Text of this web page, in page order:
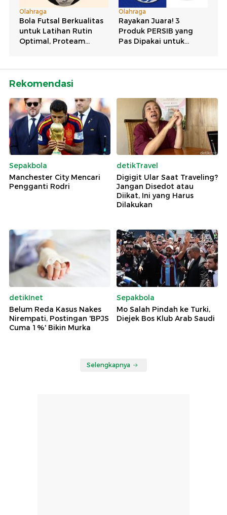
Rekomendasi
Sepakbola
Manchester City Mencari
Pengganti Rodri
detikTravel
Digigit Ular Saat Traveling?
Jangan Disedot atau
Diikat, Ini yang Harus
Dilakukan
detikInet
Belum Reda Kasus Nakes
Nirempati, Postingan 'BPJS
Cuma 1%' Bikin Murka
Sepakbola
Mo Salah Pindah ke Turki,
Diejek Bos Klub Arab Saudi
Selengkapnya